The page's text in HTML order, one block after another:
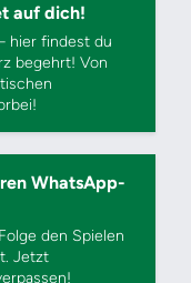
auf dich!
hier findest du
begehrt! Von
WhatsApp-
den Spielen
Jetzt